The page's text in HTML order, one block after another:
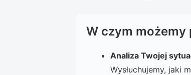
W czym możemy
Analiza Twojej
Wysłuchujemy, jaki